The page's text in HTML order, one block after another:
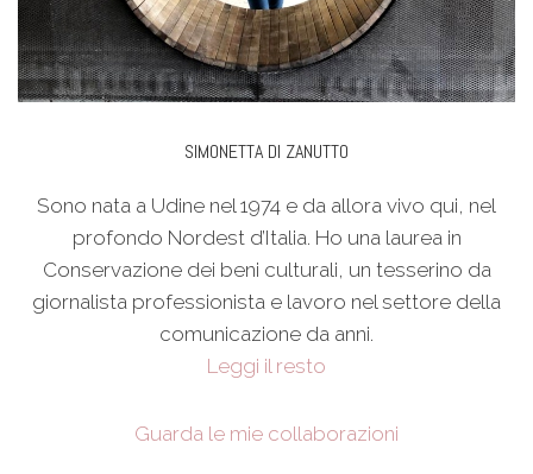
SIMONETTA DI ZANUTTO
Sono nata a Udine nel 1974 e da allora vivo qui, nel
profondo Nordest d’Italia. Ho una laurea in
Conservazione dei beni culturali, un tesserino da
giornalista professionista e lavoro nel settore della
comunicazione da anni.
Leggi il resto
Guarda le mie collaborazioni